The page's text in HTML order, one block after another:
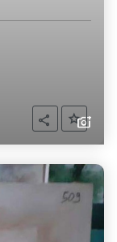
Condividi